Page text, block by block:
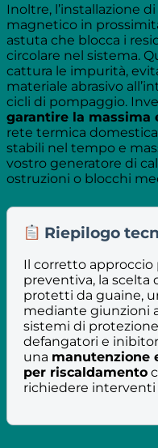
Inoltre, l’installazione
magnetico in
astuta che blocca i
circolare nel sistema.
cattura le impurità,
materiale abrasivo
cicli di pompaggio.
garantire la massima
rete termica
stabili nel tempo e
vostro generatore di
ostruzioni o blocchi
Riepilogo
Il corretto approccio
preventiva, la scelta
protetti da guaine,
mediante giunzioni
sistemi di
defangatori e
una manutenzione
per riscaldamento
richiedere interventi